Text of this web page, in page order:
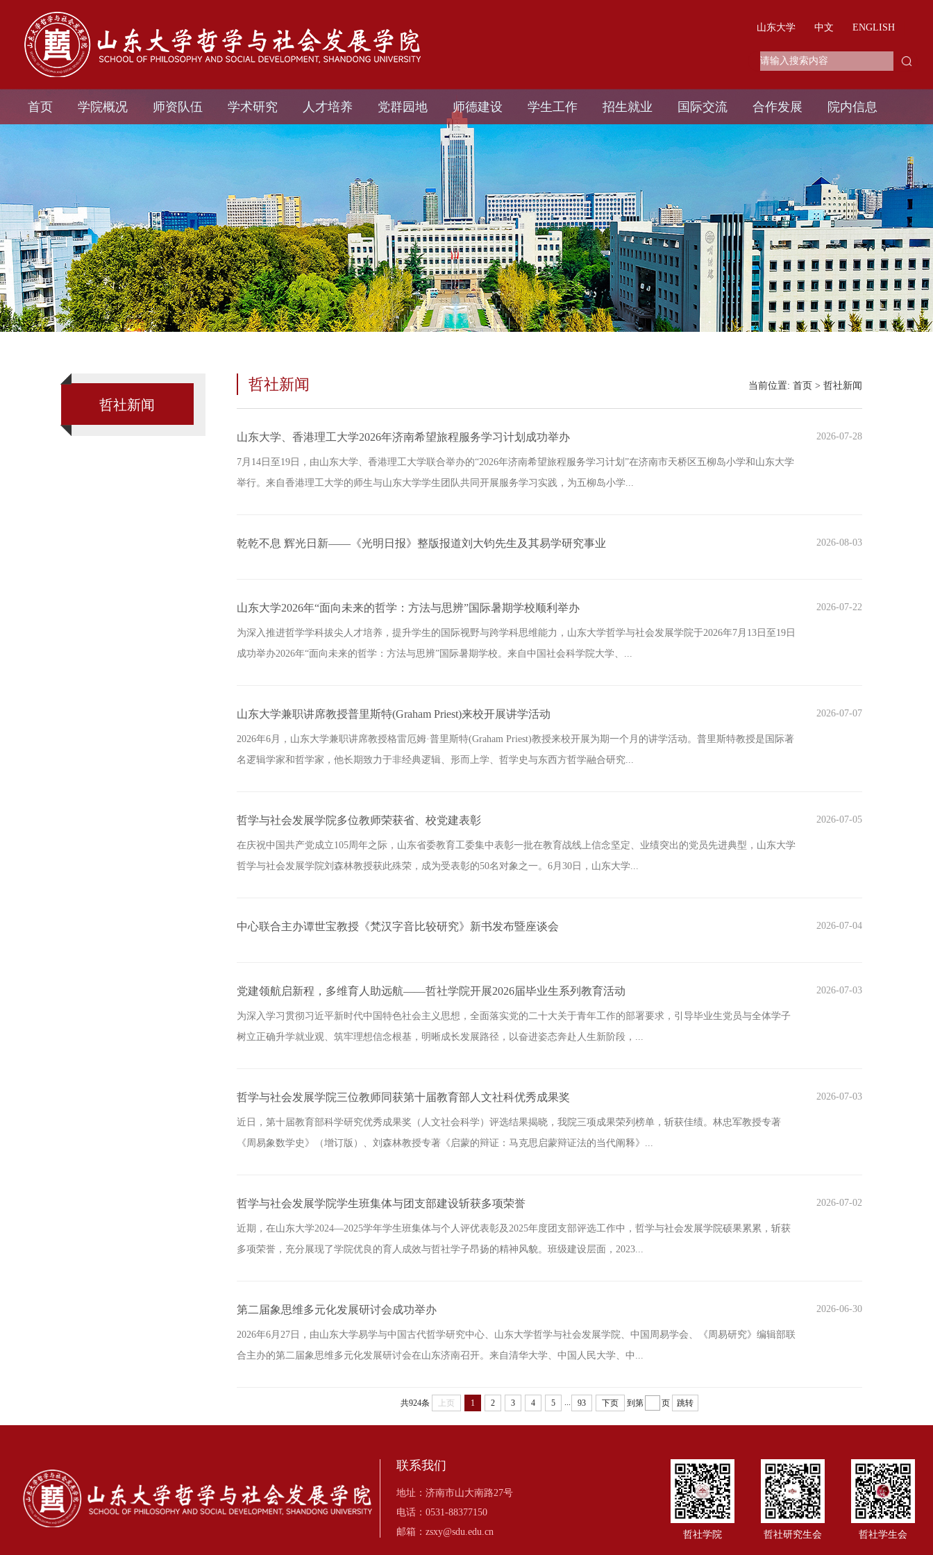
山东大学 中文 ENGLISH
首页 学院概况 师资队伍 学术研究 人才培养 党群园地 师德建设 学生工作 招生就业 国际交流 合作发展 院内信息
哲社新闻
哲社新闻 当前位置: 首页 > 哲社新闻
山东大学、香港理工大学2026年济南希望旅程服务学习计划成功举办 2026-07-28
7月14日至19日，由山东大学、香港理工大学联合举办的“2026年济南希望旅程服务学习计划”在济南市天桥区五柳岛小学和山东大学
举行。来自香港理工大学的师生与山东大学学生团队共同开展服务学习实践，为五柳岛小学...
乾乾不息 辉光日新——《光明日报》整版报道刘大钧先生及其易学研究事业 2026-08-03
山东大学2026年“面向未来的哲学：方法与思辨”国际暑期学校顺利举办 2026-07-22
为深入推进哲学学科拔尖人才培养，提升学生的国际视野与跨学科思维能力，山东大学哲学与社会发展学院于2026年7月13日至19日
成功举办2026年“面向未来的哲学：方法与思辨”国际暑期学校。来自中国社会科学院大学、...
山东大学兼职讲席教授普里斯特(Graham Priest)来校开展讲学活动 2026-07-07
2026年6月，山东大学兼职讲席教授格雷厄姆·普里斯特(Graham Priest)教授来校开展为期一个月的讲学活动。普里斯特教授是国际著
名逻辑学家和哲学家，他长期致力于非经典逻辑、形而上学、哲学史与东西方哲学融合研究...
哲学与社会发展学院多位教师荣获省、校党建表彰 2026-07-05
在庆祝中国共产党成立105周年之际，山东省委教育工委集中表彰一批在教育战线上信念坚定、业绩突出的党员先进典型，山东大学
哲学与社会发展学院刘森林教授获此殊荣，成为受表彰的50名对象之一。6月30日，山东大学...
中心联合主办谭世宝教授《梵汉字音比较研究》新书发布暨座谈会 2026-07-04
党建领航启新程，多维育人助远航——哲社学院开展2026届毕业生系列教育活动 2026-07-03
为深入学习贯彻习近平新时代中国特色社会主义思想，全面落实党的二十大关于青年工作的部署要求，引导毕业生党员与全体学子
树立正确升学就业观、筑牢理想信念根基，明晰成长发展路径，以奋进姿态奔赴人生新阶段，...
哲学与社会发展学院三位教师同获第十届教育部人文社科优秀成果奖 2026-07-03
近日，第十届教育部科学研究优秀成果奖（人文社会科学）评选结果揭晓，我院三项成果荣列榜单，斩获佳绩。林忠军教授专著
《周易象数学史》（增订版）、刘森林教授专著《启蒙的辩证：马克思启蒙辩证法的当代阐释》...
哲学与社会发展学院学生班集体与团支部建设斩获多项荣誉 2026-07-02
近期，在山东大学2024—2025学年学生班集体与个人评优表彰及2025年度团支部评选工作中，哲学与社会发展学院硕果累累，斩获
多项荣誉，充分展现了学院优良的育人成效与哲社学子昂扬的精神风貌。班级建设层面，2023...
第二届象思维多元化发展研讨会成功举办 2026-06-30
2026年6月27日，由山东大学易学与中国古代哲学研究中心、山东大学哲学与社会发展学院、中国周易学会、《周易研究》编辑部联
合主办的第二届象思维多元化发展研讨会在山东济南召开。来自清华大学、中国人民大学、中...
共924条 上页 1 2 3 4 5 93 下页 到第 页 跳转
联系我们
地址：济南市山大南路27号
电话：0531-88377150
邮箱：zsxy@sdu.edu.cn
哲社学院 哲社研究生会 哲社学生会